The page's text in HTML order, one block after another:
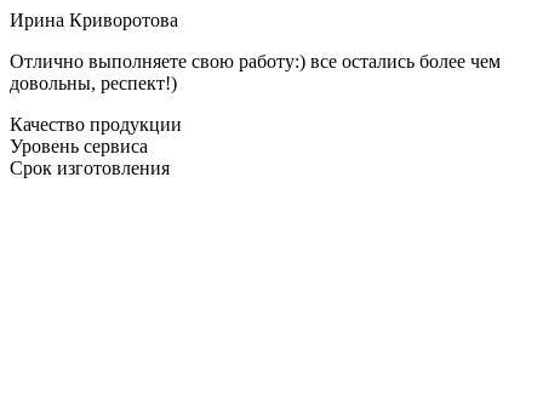
Ирина Криворотова
Отлично выполняете свою работу:) все остались более чем
довольны, респект!)
Качество продукции
Уровень сервиса
Срок изготовления